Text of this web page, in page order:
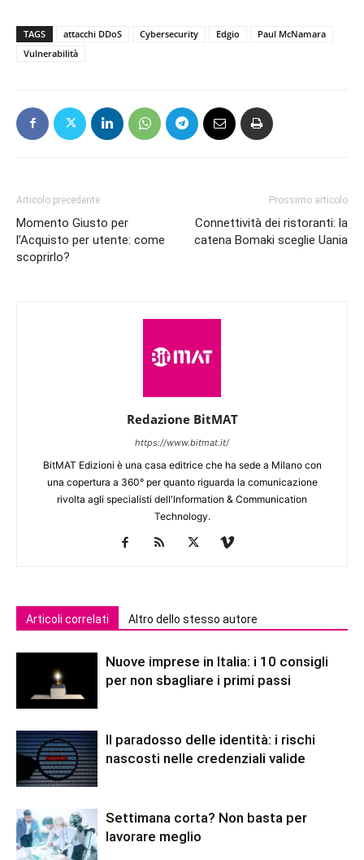
TAGS attacchi DDoS Cybersecurity Edgio
Paul McNamara
Vulnerabilità
Articolo precedente
Momento Giusto per
l’Acquisto per utente: come
scoprirlo?
Prossimo articolo
Connettività dei ristoranti: la
catena Bomaki sceglie Uania
Redazione BitMAT
https://www.bitmat.it/
BitMAT Edizioni è una casa editrice che ha sede a Milano con
una copertura a 360° per quanto riguarda la comunicazione
rivolta agli specialisti dell'lnformation & Communication
Technology.
Articoli correlati Altro dello stesso autore
Nuove imprese in Italia: i 10 consigli
per non sbagliare i primi passi
Il paradosso delle identità: i rischi
nascosti nelle credenziali valide
Settimana corta? Non basta per
lavorare meglio